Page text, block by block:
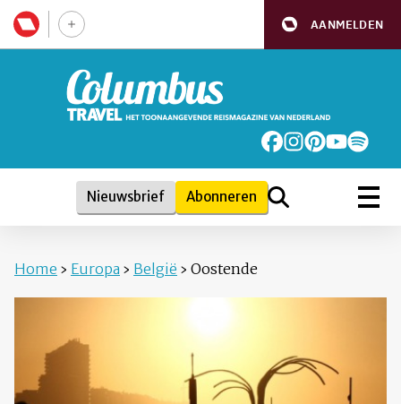
AANMELDEN
Nieuwsbrief Abonneren
Home › Europa › België › Oostende